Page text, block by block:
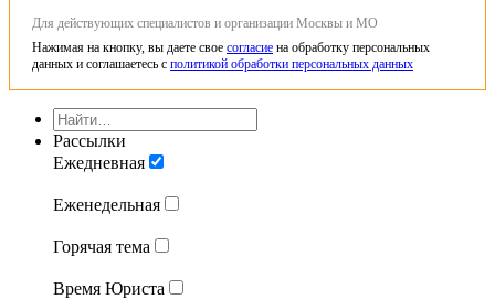
Для действующих специалистов и организации Москвы и МО
Нажимая на кнопку, вы даете свое согласие на обработку персональных
данных и соглашаетесь с политикой обработки персональных данных
Рассылки
Ежедневная
Еженедельная
Горячая тема
Время Юриста